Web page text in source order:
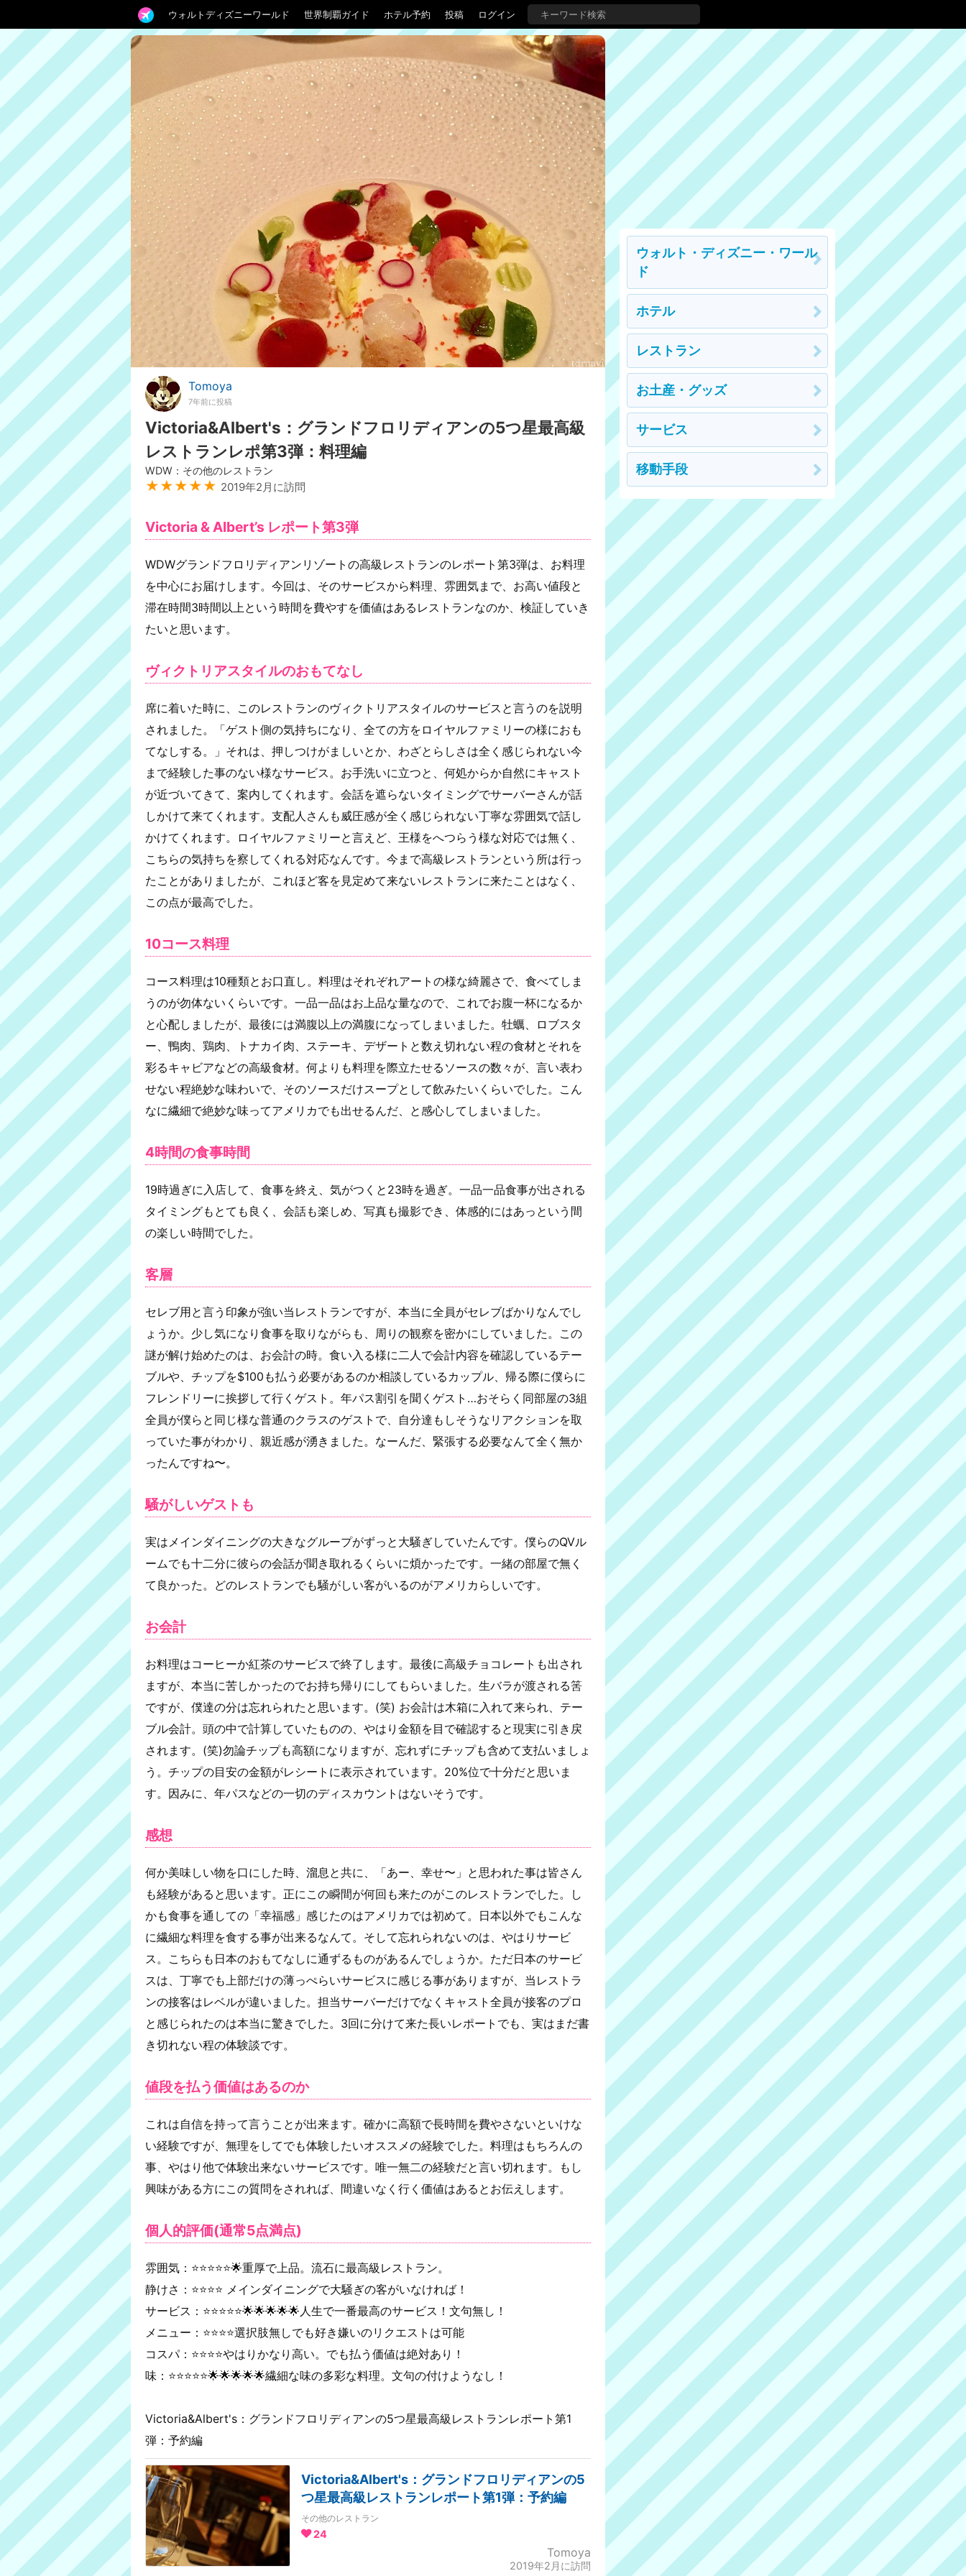
ウォルトディズニーワールド 世界制覇ガイド ホテル予約 投稿 ログイン
Tomoya
7年前に投稿
Victoria&Albert's：グランドフロリディアンの5つ星最高級
レストランレポ第3弾：料理編
WDW：その他のレストラン
★★★★★ 2019年2月に訪問
Victoria & Albert’s レポート第3弾
WDWグランドフロリディアンリゾートの高級レストランのレポート第3弾は、お料理
を中心にお届けします。今回は、そのサービスから料理、雰囲気まで、お高い値段と
滞在時間3時間以上という時間を費やすを価値はあるレストランなのか、検証していき
たいと思います。
ヴィクトリアスタイルのおもてなし
席に着いた時に、このレストランのヴィクトリアスタイルのサービスと言うのを説明
されました。「ゲスト側の気持ちになり、全ての方をロイヤルファミリーの様におも
てなしする。」それは、押しつけがましいとか、わざとらしさは全く感じられない今
まで経験した事のない様なサービス。お手洗いに立つと、何処からか自然にキャスト
が近づいてきて、案内してくれます。会話を遮らないタイミングでサーバーさんが話
しかけて来てくれます。支配人さんも威圧感が全く感じられない丁寧な雰囲気で話し
かけてくれます。ロイヤルファミリーと言えど、王様をへつらう様な対応では無く、
こちらの気持ちを察してくれる対応なんです。今まで高級レストランという所は行っ
たことがありましたが、これほど客を見定めて来ないレストランに来たことはなく、
この点が最高でした。
10コース料理
コース料理は10種類とお口直し。料理はそれぞれアートの様な綺麗さで、食べてしま
うのが勿体ないくらいです。一品一品はお上品な量なので、これでお腹一杯になるか
と心配しましたが、最後には満腹以上の満腹になってしまいました。牡蠣、ロブスタ
ー、鴨肉、鶏肉、トナカイ肉、ステーキ、デザートと数え切れない程の食材とそれを
彩るキャビアなどの高級食材。何よりも料理を際立たせるソースの数々が、言い表わ
せない程絶妙な味わいで、そのソースだけスープとして飲みたいくらいでした。こん
なに繊細で絶妙な味ってアメリカでも出せるんだ、と感心してしまいました。
4時間の食事時間
19時過ぎに入店して、食事を終え、気がつくと23時を過ぎ。一品一品食事が出される
タイミングもとても良く、会話も楽しめ、写真も撮影でき、体感的にはあっという間
の楽しい時間でした。
客層
セレブ用と言う印象が強い当レストランですが、本当に全員がセレブばかりなんでし
ょうか。少し気になり食事を取りながらも、周りの観察を密かにしていました。この
謎が解け始めたのは、お会計の時。食い入る様に二人で会計内容を確認しているテー
ブルや、チップを$100も払う必要があるのか相談しているカップル、帰る際に僕らに
フレンドリーに挨拶して行くゲスト。年パス割引を聞くゲスト…おそらく同部屋の3組
全員が僕らと同じ様な普通のクラスのゲストで、自分達もしそうなリアクションを取
っていた事がわかり、親近感が湧きました。なーんだ、緊張する必要なんて全く無か
ったんですね〜。
騒がしいゲストも
実はメインダイニングの大きなグループがずっと大騒ぎしていたんです。僕らのQVル
ームでも十二分に彼らの会話が聞き取れるくらいに煩かったです。一緒の部屋で無く
て良かった。どのレストランでも騒がしい客がいるのがアメリカらしいです。
お会計
お料理はコーヒーか紅茶のサービスで終了します。最後に高級チョコレートも出され
ますが、本当に苦しかったのでお持ち帰りにしてもらいました。生バラが渡される筈
ですが、僕達の分は忘れられたと思います。(笑) お会計は木箱に入れて来られ、テー
ブル会計。頭の中で計算していたものの、やはり金額を目で確認すると現実に引き戻
されます。(笑)勿論チップも高額になりますが、忘れずにチップも含めて支払いましょ
う。チップの目安の金額がレシートに表示されています。20%位で十分だと思いま
す。因みに、年パスなどの一切のディスカウントはないそうです。
感想
何か美味しい物を口にした時、溜息と共に、「あー、幸せ〜」と思われた事は皆さん
も経験があると思います。正にこの瞬間が何回も来たのがこのレストランでした。し
かも食事を通しての「幸福感」感じたのはアメリカでは初めて。日本以外でもこんな
に繊細な料理を食する事が出来るなんて。そして忘れられないのは、やはりサービ
ス。こちらも日本のおもてなしに通ずるものがあるんでしょうか。ただ日本のサービ
スは、丁寧でも上部だけの薄っぺらいサービスに感じる事がありますが、当レストラ
ンの接客はレベルが違いました。担当サーバーだけでなくキャスト全員が接客のプロ
と感じられたのは本当に驚きでした。3回に分けて来た長いレポートでも、実はまだ書
き切れない程の体験談です。
値段を払う価値はあるのか
これは自信を持って言うことが出来ます。確かに高額で長時間を費やさないといけな
い経験ですが、無理をしてでも体験したいオススメの経験でした。料理はもちろんの
事、やはり他で体験出来ないサービスです。唯一無二の経験だと言い切れます。もし
興味がある方にこの質問をされれば、間違いなく行く価値はあるとお伝えします。
個人的評価(通常5点満点)
雰囲気：⭐️⭐️⭐️⭐️⭐️🌟重厚で上品。流石に最高級レストラン。
静けさ：⭐️⭐️⭐️⭐️ メインダイニングで大騒ぎの客がいなければ！
サービス：⭐️⭐️⭐️⭐️⭐️🌟🌟🌟🌟🌟人生で一番最高のサービス！文句無し！
メニュー：⭐️⭐️⭐️⭐️選択肢無しでも好き嫌いのリクエストは可能
コスパ：⭐️⭐️⭐️⭐️やはりかなり高い。でも払う価値は絶対あり！
味：⭐️⭐️⭐️⭐️⭐️🌟🌟🌟🌟🌟繊細な味の多彩な料理。文句の付けようなし！
Victoria&Albert's：グランドフロリディアンの5つ星最高級レストランレポート第1
弾：予約編
Victoria&Albert's：グランドフロリディアンの5
つ星最高級レストランレポート第1弾：予約編
その他のレストラン
24
Tomoya
2019年2月に訪問
ウォルト・ディズニー・ワール
ド
ホテル
レストラン
お土産・グッズ
サービス
移動手段